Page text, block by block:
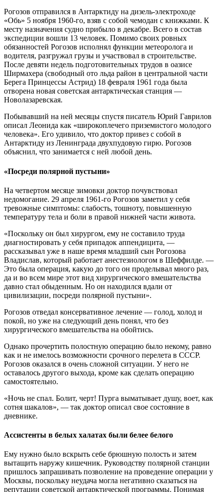
Рогозов отправился в Антарктиду на дизель-электроходе
«Обь» 5 ноября 1960-го, взяв с собой чемодан с книжками. К
месту назначения судно прибыло в декабре. Всего в состав
экспедиции вошли 13 человек. Помимо своих ровных
обязанностей Рогозов исполнял функции метеоролога и
водителя, разгружал грузы и участвовал в строительстве.
После девяти недель подготовительных трудов в оазисе
Ширмахера (свободный ото льда район в центральной части
Берега Принцессы Астрид) 18 февраля 1961 года была
отворена новая советская антарктическая станция —
Новолазаревская.
Побывавший на ней месяцы спустя писатель Юрий Гаврилов
описал Леонида как «широкоплечего приземистого молодого
человека». Его удивило, что доктор привез с собой в
Антарктиду из Ленинграда двухпудовую гирю. Рогозов
объяснил, что занимается с ней любой день.
«Посреди полярной пустыни»
На четвертом месяце зимовки доктор почувствовал
недомогание. 29 апреля 1961-го Рогозов заметил у себя
тревожные симптомы: слабость, тошноту, повышенную
температуру тела и боли в правой нижней части живота.
«Поскольку он был хирургом, ему не составило труда
диагностировать у себя припадок аппендицита, —
рассказывал уже в наше время младший сын Рогозова
Владислав, который работает анестезиологом в Шеффилде. —
Это была операция, какую до того он проделывал много раз,
да и во всем мире этот вид хирургического вмешательства
давно стал обыденным. Но он находился вдали от
цивилизации, посреди полярной пустыни».
Рогозов отведал консервативное лечение — голод, холод и
покой, но уже на следующий день понял, что без
хирургического вмешательства на обойтись.
Однако прочертить полостную операцию было некому, равно
как и не имелось возможности срочного перелета в СССР.
Рогозов оказался в очень сложной ситуации. У него не
оставалось другого выхода, кроме как сделать операцию
самостоятельно.
«Ночь не спал. Болит, черт! Пурга выматывает душу, воет, как
сотня шакалов», — так доктор описал свое состояние в
дневнике.
Ассистенты в белых халатах были белее белого
Ему нужно было вскрыть себе брюшную полость и затем
вытащить наружу кишечник. Руководству полярной станции
пришлось запрашивать позволение на проведение операции у
Москвы, поскольку неудача могла негативно сказаться на
репутации советской антарктической программы. Понимая